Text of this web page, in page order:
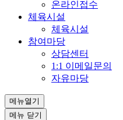
온라인접수
체육시설
체육시설
참여마당
상담센터
1:1 이메일문의
자유마당
메뉴열기
메뉴 닫기